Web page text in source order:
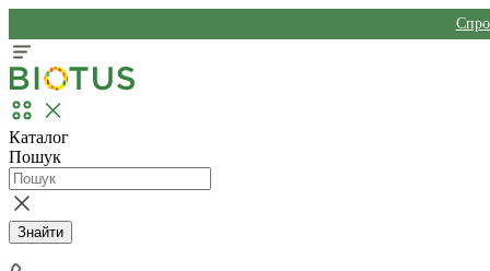
Каталог
Пошук
Знайти